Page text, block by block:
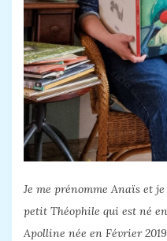
Je me prénomme Anaïs et
petit Théophile qui est né
Apolline née en Février